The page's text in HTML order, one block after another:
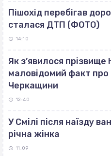
Пішохід перебігав
сталася ДТП (ФОТО)
14:10
Як з’явилося
маловідомий факт
Черкащини
12:40
У Смілі після наїзду
річна жінка
11:09